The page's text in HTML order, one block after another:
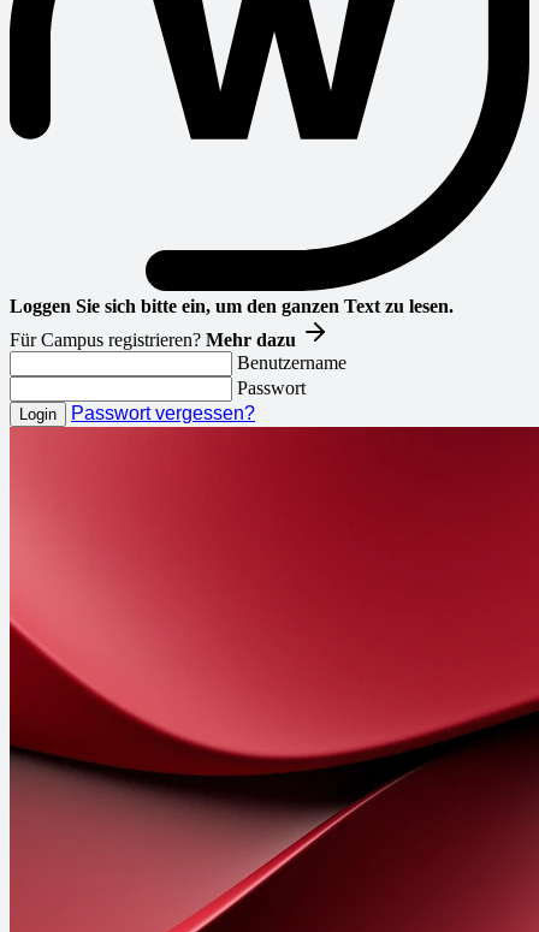
Loggen Sie sich bitte ein, um den ganzen Text zu lesen.
Für Campus registrieren? Mehr dazu
Benutzername
Passwort
Passwort vergessen?